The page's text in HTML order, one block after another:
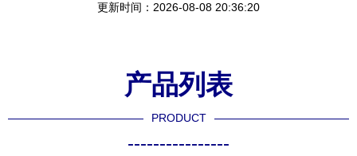
更新时间：2026-08-08 20:36:20
产品列表
PRODUCT
----------------